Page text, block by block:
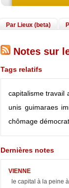
Par Lieux (beta)
Notes sur
Tags relatifs
capitalisme travail
unis guimaraes
chômage
Dernières notes
VIENNE
le capital à la peine